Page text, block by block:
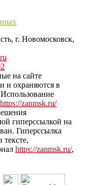
г. Новомосковск,
на сайте
и охраняются в
https://zanmsk.ru/
гиперссылкой на
Гиперссылка
тексте,
https://zanmsk.ru/,